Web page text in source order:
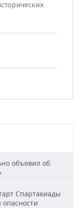
объявил об
Спартакиады
опасности